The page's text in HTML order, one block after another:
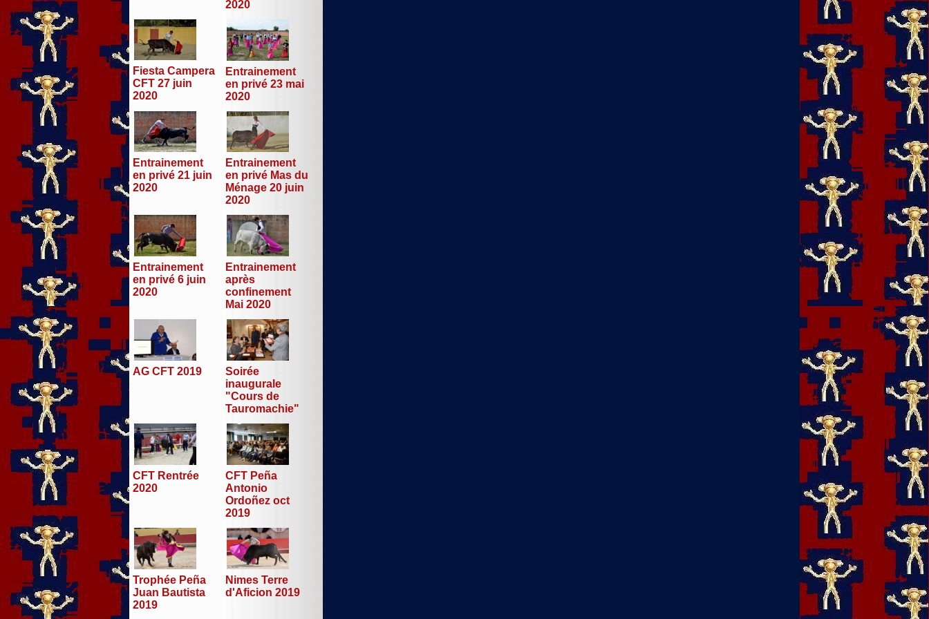
2020
Fiesta Campera
CFT 27 juin
2020
Entrainement
en privé 23 mai
2020
Entrainement
en privé 21 juin
2020
Entrainement
en privé Mas du
Ménage 20 juin
2020
Entrainement
en privé 6 juin
2020
Entrainement
après
confinement
Mai 2020
AG CFT 2019
Soirée
inaugurale
"Cours de
Tauromachie"
CFT Rentrée
2020
CFT Peña
Antonio
Ordoñez oct
2019
Trophée Peña
Juan Bautista
2019
Nimes Terre
d'Aficion 2019